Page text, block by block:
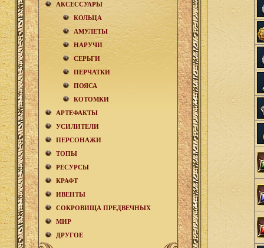
АКCЕСCУАРЫ
КОЛЬЦА
АМУЛЕТЫ
НАРУЧИ
СЕРЬГИ
ПЕРЧАТКИ
ПОЯСА
КОТОМКИ
АРТЕФАКТЫ
УСИЛИТЕЛИ
ПЕРСОНАЖИ
ТОПЫ
РЕСУРСЫ
КРАФТ
ИВЕНТЫ
СОКРОВИЩА ПРЕДВЕЧНЫХ
МИР
ДРУГОЕ